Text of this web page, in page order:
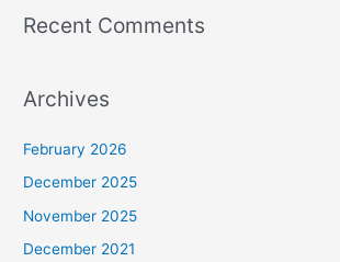
Recent Comments
Archives
February 2026
December 2025
November 2025
December 2021